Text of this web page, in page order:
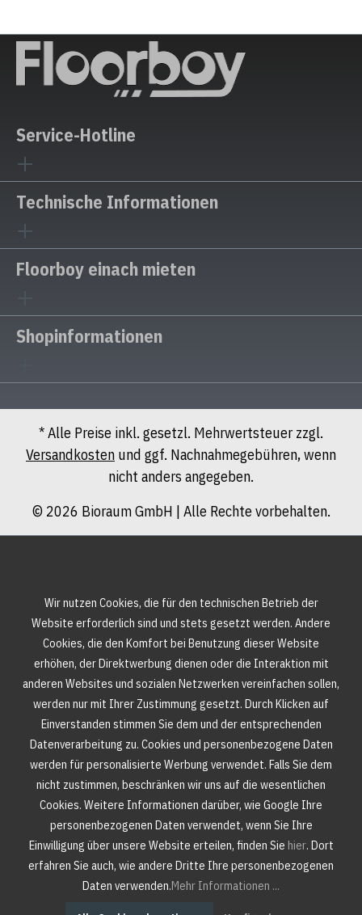
Service-Hotline
Technische Informationen
Floorboy einach mieten
Shopinformationen
* Alle Preise inkl. gesetzl. Mehrwertsteuer zzgl.
Versandkosten und ggf. Nachnahmegebühren, wenn
nicht anders angegeben.
© 2026 Bioraum GmbH | Alle Rechte vorbehalten.
Wir nutzen Cookies, die für den technischen Betrieb der
Website erforderlich sind und stets gesetzt werden. Andere
Cookies, die den Komfort bei Benutzung dieser Website
erhöhen, der Direktwerbung dienen oder die Interaktion mit
anderen Websites und sozialen Netzwerken vereinfachen sollen,
werden nur mit Ihrer Zustimmung gesetzt. Durch Klicken auf
Einverstanden stimmen Sie dem und der entsprechenden
Datenverarbeitung zu. Cookies und personenbezogene Daten
werden für personalisierte Werbung verwendet. Falls Sie dem
nicht zustimmen, beschränken wir uns auf die wesentlichen
Cookies. Weitere Informationen darüber, wie Google Ihre
personenbezogenen Daten verwendet, wenn Sie Ihre
Einwilligung über unsere Website erteilen, finden Sie hier. Dort
erfahren Sie auch, wie andere Dritte Ihre personenbezogenen
Daten verwenden.Mehr Informationen ...